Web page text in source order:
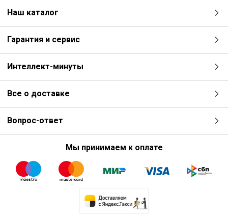
Наш каталог
Гарантия и сервис
Интеллект-минуты
Все о доставке
Вопрос-ответ
Мы принимаем к оплате